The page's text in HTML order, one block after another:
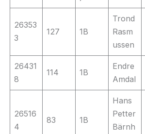
26353
3
127 1B
Trond
Rasm
ussen
26431
8
114 1B
Endre
Amdal
26516
4
83 1B
Hans
Petter
Bärnh